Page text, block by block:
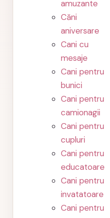
amuzante
Căni
aniversare
Cani cu
mesaje
Cani pentru
bunici
Cani pentru
camionagii
Cani pentru
cupluri
Cani pentru
educatoare
Cani pentru
invatatoare
Cani pentru